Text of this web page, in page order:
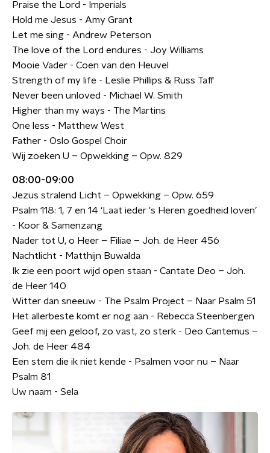
Praise the Lord - Imperials
Hold me Jesus - Amy Grant
Let me sing - Andrew Peterson
The love of the Lord endures - Joy Williams
Mooie Vader - Coen van den Heuvel
Strength of my life - Leslie Phillips & Russ Taff
Never been unloved - Michael W. Smith
Higher than my ways - The Martins
One less - Matthew West
Father - Oslo Gospel Choir
Wij zoeken U – Opwekking – Opw. 829
08:00-09:00
Jezus stralend Licht – Opwekking – Opw. 659
Psalm 118: 1, 7 en 14 ‘Laat ieder 's Heren goedheid loven’
- Koor & Samenzang
Nader tot U, o Heer – Filiae – Joh. de Heer 456
Nachtlicht - Matthijn Buwalda
Ik zie een poort wijd open staan - Cantate Deo – Joh.
de Heer 140
Witter dan sneeuw - The Psalm Project – Naar Psalm 51
Het allerbeste komt er nog aan - Rebecca Steenbergen
Geef mij een geloof, zo vast, zo sterk - Deo Cantemus –
Joh. de Heer 484
Een stem die ik niet kende - Psalmen voor nu – Naar
Psalm 81
Uw naam - Sela